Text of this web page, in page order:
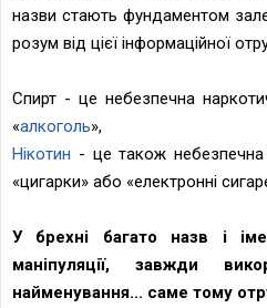
назви стають фундаментом
розум від цієї інформаційної
Спирт - це небезпечна
«алкоголь»,
Нікотин - це також небезпечна
«цигарки» або «електронні
У брехнi багато назв i
маніпуляції, завжди
найменування... саме тому